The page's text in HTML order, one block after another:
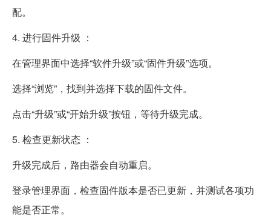
配。
4. 进行固件升级 ：
在管理界面中选择“软件升级”或“固件升级”选项。
选择“浏览”，找到并选择下载的固件文件。
点击“升级”或“开始升级”按钮，等待升级完成。
5. 检查更新状态 ：
升级完成后，路由器会自动重启。
登录管理界面，检查固件版本是否已更新，并测试各项功
能是否正常。